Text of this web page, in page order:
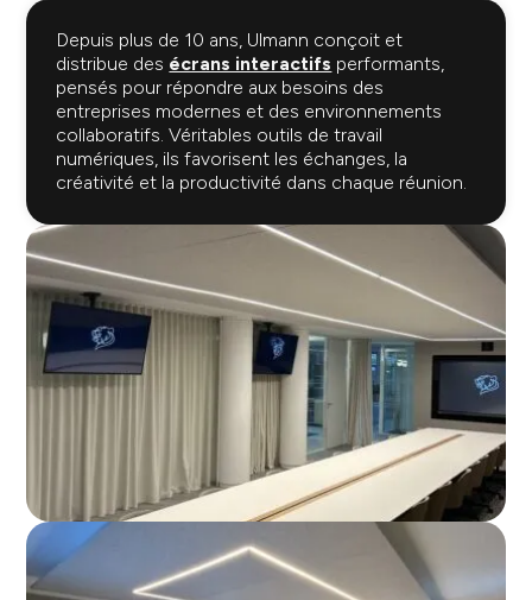
Depuis plus de 10 ans, Ulmann conçoit et
distribue des écrans interactifs performants,
pensés pour répondre aux besoins des
entreprises modernes et des environnements
collaboratifs. Véritables outils de travail
numériques, ils favorisent les échanges, la
créativité et la productivité dans chaque réunion.